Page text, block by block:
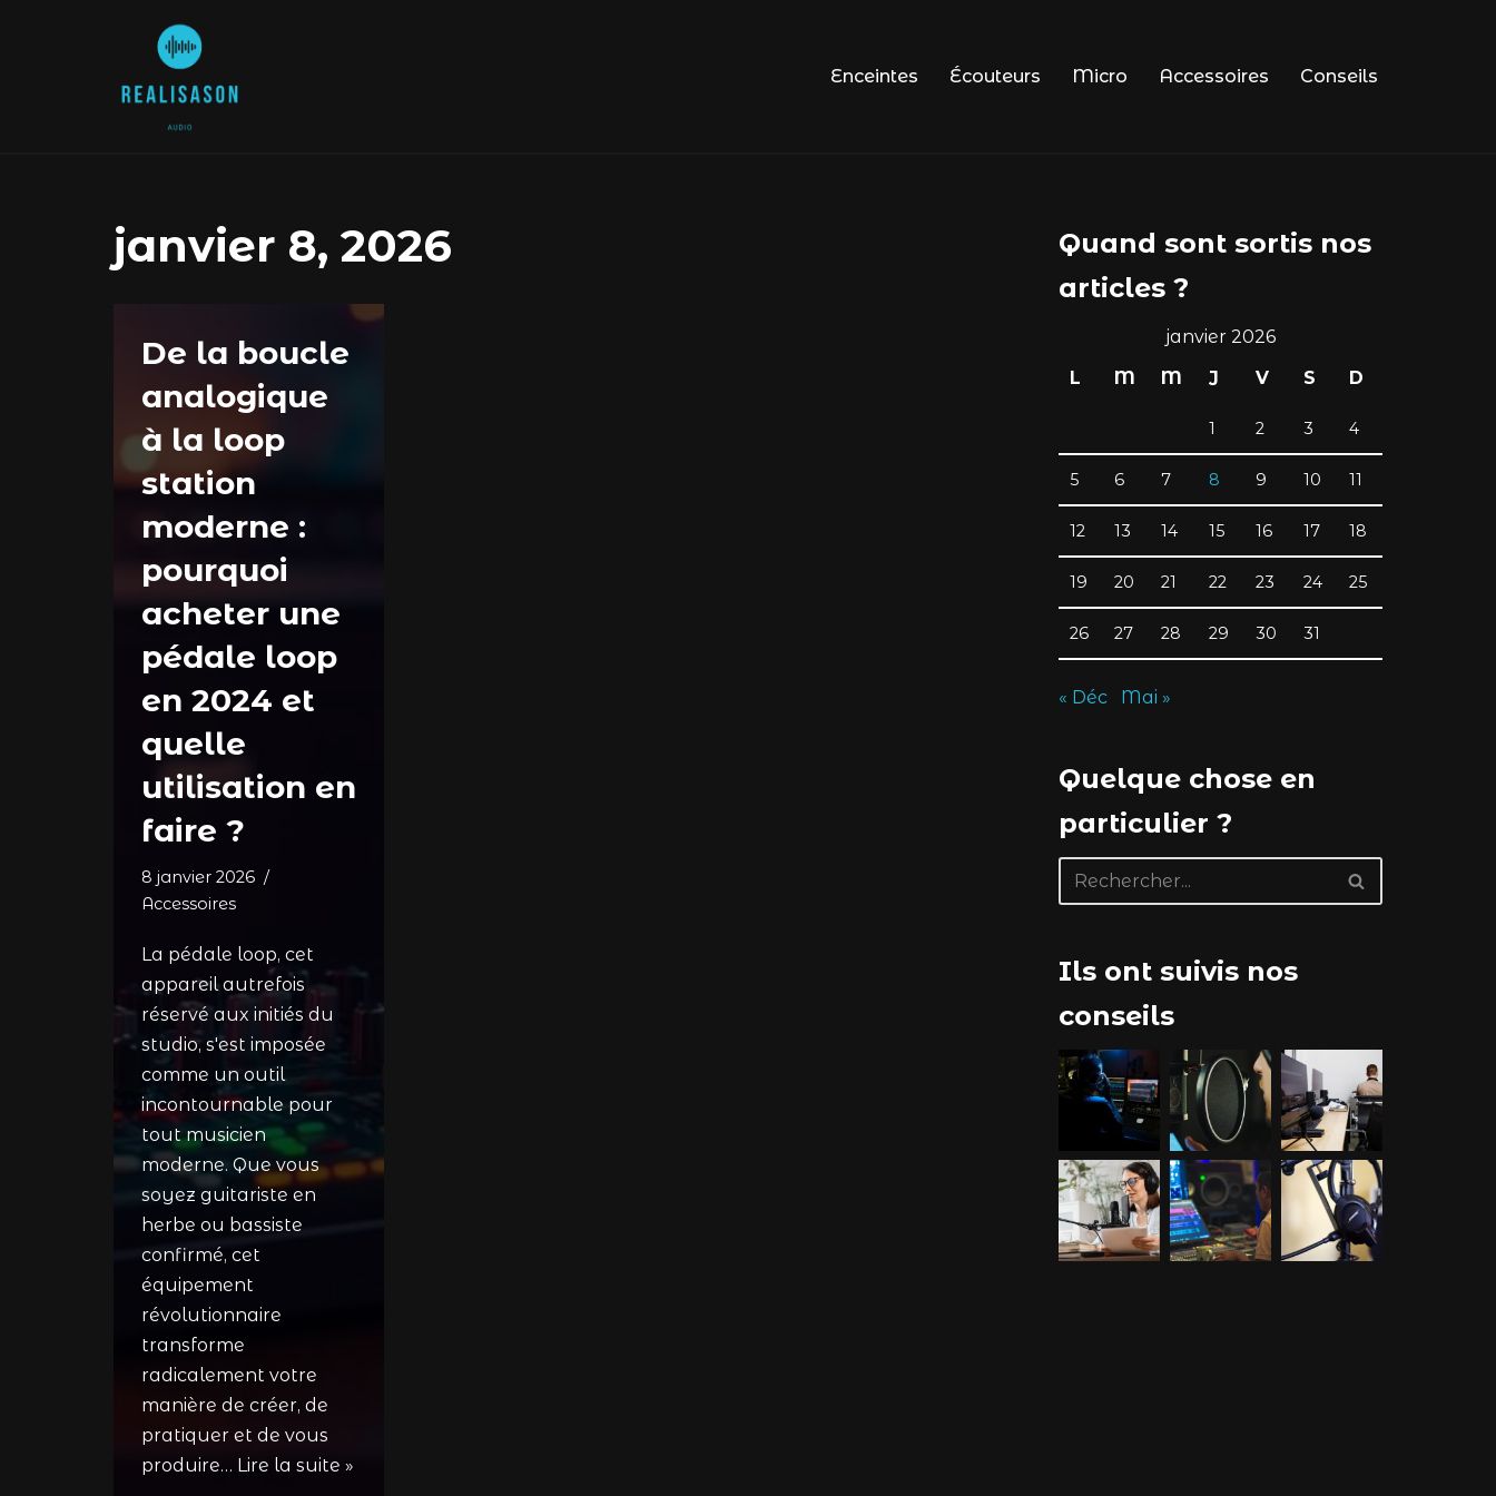
Enceintes Écouteurs Micro Accessoires Conseils
janvier 8, 2026
De la boucle
analogique
à la loop
station
moderne :
pourquoi
acheter une
pédale loop
en 2024 et
quelle
utilisation en
faire ?
8 janvier 2026
Accessoires
La pédale loop, cet
appareil autrefois
réservé aux initiés du
studio, s'est imposée
comme un outil
incontournable pour
tout musicien
moderne. Que vous
soyez guitariste en
herbe ou bassiste
confirmé, cet
équipement
révolutionnaire
transforme
radicalement votre
manière de créer, de
pratiquer et de vous
produire… Lire la suite »
Quand sont sortis nos
articles ?
janvier 2026
L
M M J V S D
1 2 3 4
5 6 7 8 9 10 11
12 13 14 15 16 17 18
19 20 21 22 23 24 25
26 27 28 29 30 31
« Déc Mai »
Quelque chose en
particulier ?
Ils ont suivis nos
conseils